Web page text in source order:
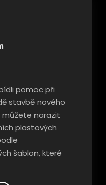
pomoc při
stavbě nového
můžete narazit
plastových
šablon, které